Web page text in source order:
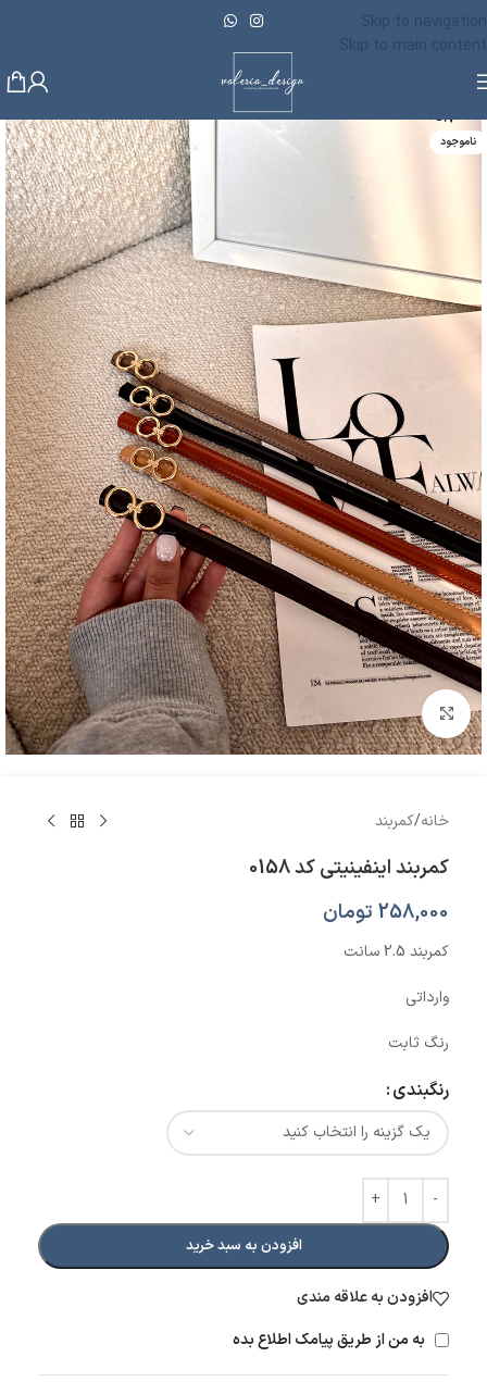
Skip to navigation
Skip to main content
ناموجود
بزرگنمایی تصویر
خانه/کمربند
کمربند اینفینیتی کد 0158
258,000 تومان
کمربند 2.5 سانت
وارداتی
رنگ ثابت
رنگبندی
افزودن به سبد خرید
افزودن به علاقه مندی
به من از طریق پیامک اطلاع بده